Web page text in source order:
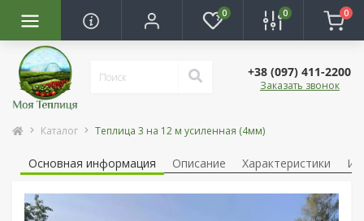
0 0 0
+38 (097) 411-2200
Заказать звонок
Каталог Теплица 3 на 12 м усиленная (4мм)
Основная информация Описание Характеристики